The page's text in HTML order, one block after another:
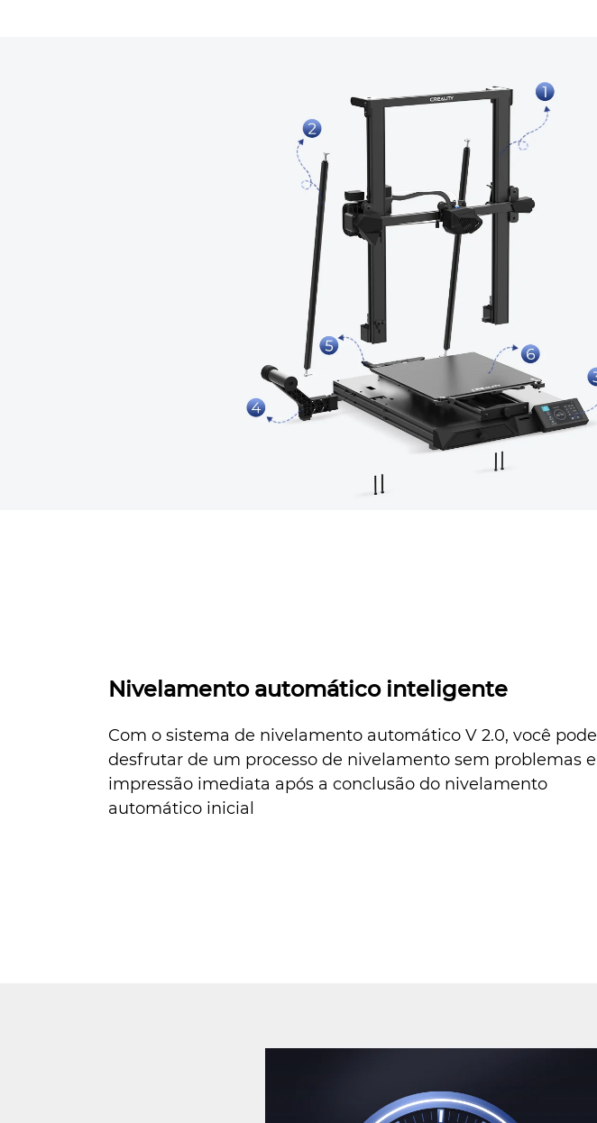
Nivelamento automático inteligente
Com o sistema de nivelamento automático V 2.0, você pode
desfrutar de um processo de nivelamento sem problemas e
impressão imediata após a conclusão do nivelamento
automático inicial